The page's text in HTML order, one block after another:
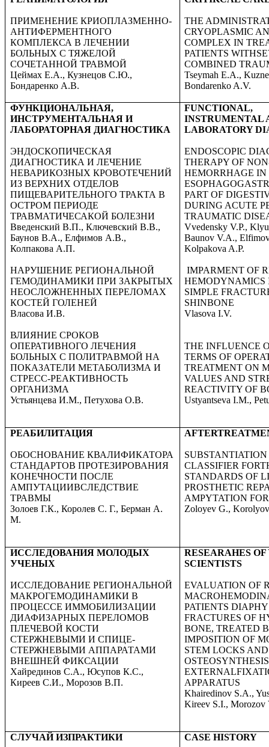
ПРИМЕНЕНИЕ КРИОПЛАЗМЕННО-
АНТИФЕРМЕНТНОГО
КОМПЛЕКСА В ЛЕЧЕНИИ
БОЛЬНЫХ С ТЯЖЕЛОЙ
СОЧЕТАННОЙ ТРАВМОЙ
Цеймах Е.А., Кузнецов С.Ю.,
Бондаренко А.В.
THE
CRYOPLASMIC
COMPLEX IN
PATIENTS
COMBINED
Tseymah E.A.,
Bondarenko A.V.
ФУНКЦИОНАЛЬНАЯ,
ИНСТРУМЕНТАЛЬНАЯ И
ЛАБОРАТОРНАЯ ДИАГНОСТИКА
ЭНДОСКОПИЧЕСКАЯ
ДИАГНОСТИКА И ЛЕЧЕНИЕ
НЕВАРИКОЗНЫХ КРОВОТЕЧЕНИЙ
ИЗ ВЕРХНИХ ОТДЕЛОВ
ПИЩЕВАРИТЕЛЬНОГО ТРАКТА В
ОСТРОМ ПЕРИОДЕ
ТРАВМАТИЧЕСАКОЙ БОЛЕЗНИ
Введенский В.П., Ключевский В.В.,
Баунов В.А., Елфимов А.В.,
Колпакова А.П.
НАРУШЕНИЕ РЕГИОНАЛЬНОЙ
ГЕМОДИНАМИКИ ПРИ ЗАКРЫТЫХ
НЕОСЛОЖНЕННЫХ ПЕРЕЛОМАХ
КОСТЕЙ ГОЛЕНЕЙ
Власова И.В.
ВЛИЯНИЕ СРОКОВ
ОПЕРАТИВНОГО ЛЕЧЕНИЯ
БОЛЬНЫХ С ПОЛИТРАВМОЙ НА
ПОКАЗАТЕЛИ МЕТАБОЛИЗМА И
СТРЕСС-РЕАКТИВНОСТЬ
ОРГАНИЗМА
Устьянцева И.М., Петухова О.В.
FUNCTIONAL,
INSTRUMENTAL
LABORATORY
ENDOSCOPIC
THERAPY OF
HEMORRHAGE IN
PART OF
DURING ACUTE
TRAUMATIC
Vvedensky V.P.,
Baunov V.A.,
Kolpakova A.P.
IMPARMENT OF
HEMODYNAMICS
SIMPLE
SHINBONE
Vlasova I.V.
THE INFLUENCE
TERMS OF
TREATMENT ON
VALUES AND
REACTIVITY OF
Ustyantseva I.M.,
РЕАБИЛИТАЦИЯ
ОБОСНОВАНИЕ КВАЛИФИКАТОРА
СТАНДАРТОВ ПРОТЕЗИРОВАНИЯ
КОНЕЧНОСТИ ПОСЛЕ
АМПУТАЦИИВСЛЕДСТВИЕ
ТРАВМЫ
Золоев Г.К., Королев С. Г., Берман А.
М.
CLASSIFIER
STANDARDS OF
PROSTHETIC
AMPYTATION
Zoloyev G.,
ИССЛЕДОВАНИЯ МОЛОДЫХ
УЧЕНЫХ
ИССЛЕДОВАНИЕ РЕГИОНАЛЬНОЙ
МАКРОГЕМОДИНАМИКИ В
ПРОЦЕССЕ ИММОБИЛИЗАЦИИ
ДИАФИЗАРНЫХ ПЕРЕЛОМОВ
ПЛЕЧЕВОЙ КОСТИ
СТЕРЖНЕВЫМИ И СПИЦЕ-
СТЕРЖНЕВЫМИ АППАРАТАМИ
ВНЕШНЕЙ ФИКСАЦИИ
Хайрединов С.А., Юсупов К.С.,
Киреев С.И., Морозов В.П.
RESEARAHES OF
SCIENTISTS
EVALUATION OF
PATIENTS
FRACTURES OF
BONE, TREATED
IMPOSITION OF
STEM LOCKS
OSTEOSYNTHESIS
APPARATUS
Khairedinov S.A.,
Kireev S.I., Morozov
СЛУЧАЙ ИЗПРАКТИКИ CASE HISTORY